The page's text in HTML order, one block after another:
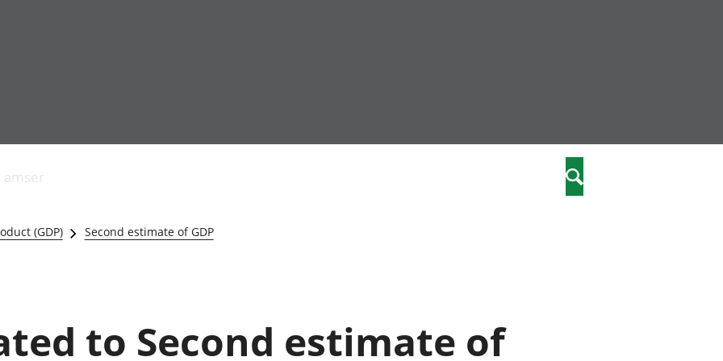
amgylcheddol
Llwodraeth, y sector
Gros
Mynegeion
Hamdden a thwristiaeth
Lles
amser Search
(GDP) Second estimate of GDP
to Second estimate of